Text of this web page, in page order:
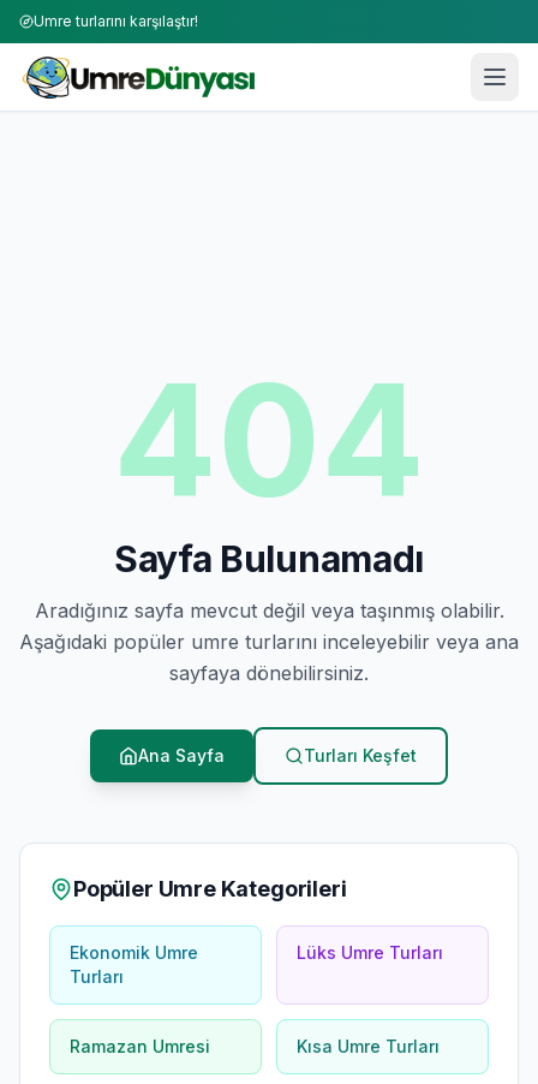
Umre turlarını karşılaştır!
404
Sayfa Bulunamadı
Aradığınız sayfa mevcut değil veya taşınmış olabilir.
Aşağıdaki popüler umre turlarını inceleyebilir veya ana
sayfaya dönebilirsiniz.
Ana Sayfa Turları Keşfet
Popüler Umre Kategorileri
Ekonomik Umre
Turları
Lüks Umre Turları
Ramazan Umresi Kısa Umre Turları